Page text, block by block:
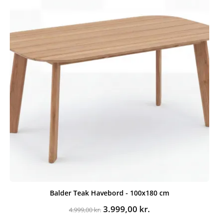
Balder Teak Havebord - 100x180 cm
4.999,00kr. Den
3.999,00 kr.